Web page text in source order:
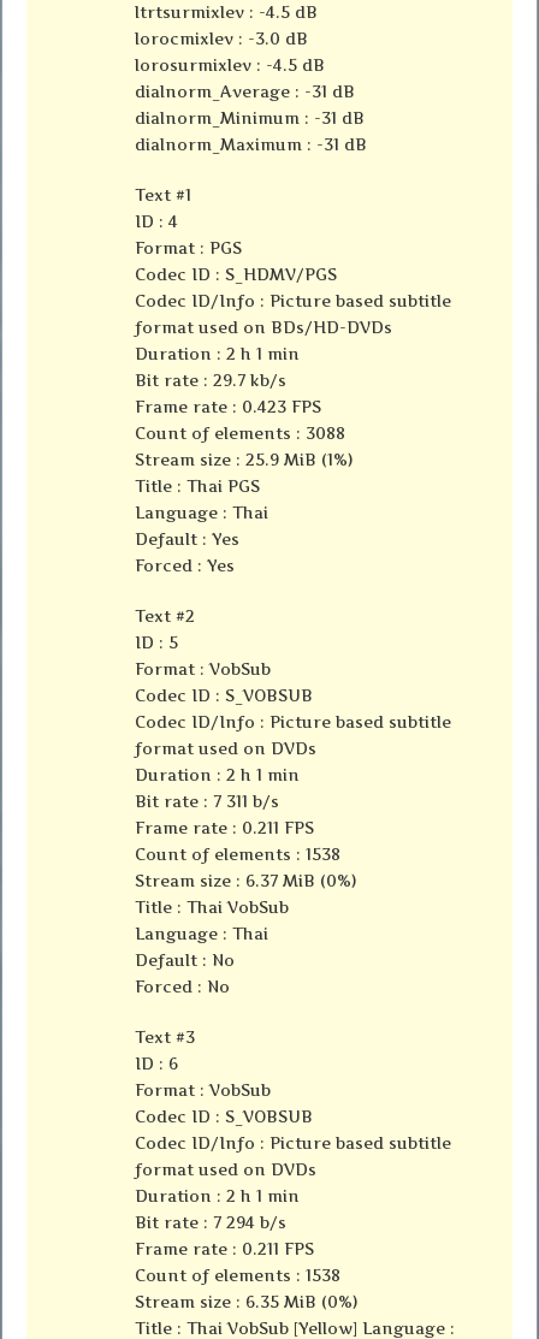
ltrtsurmixlev : -4.5 dB
lorocmixlev : -3.0 dB
lorosurmixlev : -4.5 dB
dialnorm_Average : -31 dB
dialnorm_Minimum : -31 dB
dialnorm_Maximum : -31 dB
Text #1
ID : 4
Format : PGS
Codec ID : S_HDMV/PGS
Codec ID/Info : Picture based subtitle
format used on BDs/HD-DVDs
Duration : 2 h 1 min
Bit rate : 29.7 kb/s
Frame rate : 0.423 FPS
Count of elements : 3088
Stream size : 25.9 MiB (1%)
Title : Thai PGS
Language : Thai
Default : Yes
Forced : Yes
Text #2
ID : 5
Format : VobSub
Codec ID : S_VOBSUB
Codec ID/Info : Picture based subtitle
format used on DVDs
Duration : 2 h 1 min
Bit rate : 7 311 b/s
Frame rate : 0.211 FPS
Count of elements : 1538
Stream size : 6.37 MiB (0%)
Title : Thai VobSub
Language : Thai
Default : No
Forced : No
Text #3
ID : 6
Format : VobSub
Codec ID : S_VOBSUB
Codec ID/Info : Picture based subtitle
format used on DVDs
Duration : 2 h 1 min
Bit rate : 7 294 b/s
Frame rate : 0.211 FPS
Count of elements : 1538
Stream size : 6.35 MiB (0%)
Title : Thai VobSub [Yellow] Language :